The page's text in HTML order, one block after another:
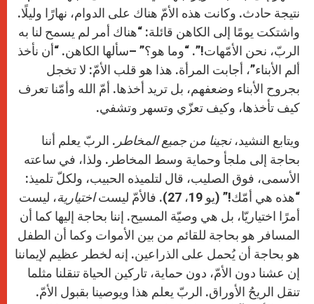
نتيجة حادث. وكانت هذه الأمّ هناك على الدوام، نهارًا وليلًا.
واشتكت يومًا إلى الكاهن قائلة: “هناك أمر لم يسمح لنا به
الربّ، نحن الأمّهات!”. “وما هو؟” –سألها الكاهن. “أن نأخذ
ألم الأبناء”، أجابت المرأة. هذا هو قلب الأمّ: لا تخجل
بجروح الأبناء وضعفهم، بل تريد أخذها. أمّ الله وأمّنا تعرف
كيف تأخذها، وكيف تعزّي وتسهر وتشفي.
ويتابع النشيد، نجينا من جميع المخاطر . الربّ يعلم أننا
بحاجة إلى ملجأ وحماية وسط المخاطر. ولذا، في ساعته
الأسمى، فوق الصليب، قال لتلميذه الحبيب، ولكلّ تلميذ:
“هذه هي أمّك!” (يو 19، 27). فالأمّ ليست
اختيارية، ليست
أمرًا اختياريّا، بل هي وصيّة المسيح. إننا بحاجة إليها كما أن
المسافر هو بحاجة للقائم من بين الأموات وكما أن الطفل
هو بحاجة أن يُحمل على الذراعين. إنه لخطر عظيم لإيماننا
إن عشنا دون الأمّ، دون حماية، تاركين الحياة تنقلنا مثلما
تنقل الريحُ الأوراق. الربّ يعلم هذا ويوصينا بقبول الأمّ.